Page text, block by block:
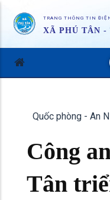
TRANG THÔNG TIN
XÃ PHÚ TÂN -
Quốc phòng - An
Công
Tân